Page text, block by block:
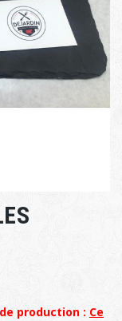
production : Ce